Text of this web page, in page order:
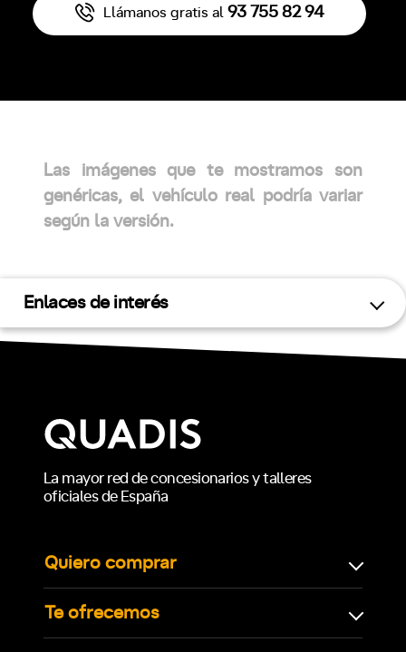
Llámanos gratis al 93 755 82 94
Las imágenes que te mostramos son
genéricas, el vehículo real podría variar
según la versión.
Enlaces de interés
La mayor red de concesionarios y talleres
oficiales de España
Quiero comprar
Te ofrecemos